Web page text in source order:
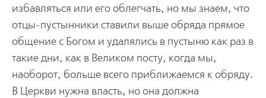
избавляться или его облегчать, но мы знаем, что
отцы-пустынники ставили выше обряда прямое
общение с Богом и удалялись в пустыню как раз в
такие дни, как в Великом посту, когда мы,
наоборот, больше всего приближаемся к обряду.
В Церкви нужна власть, но она должна